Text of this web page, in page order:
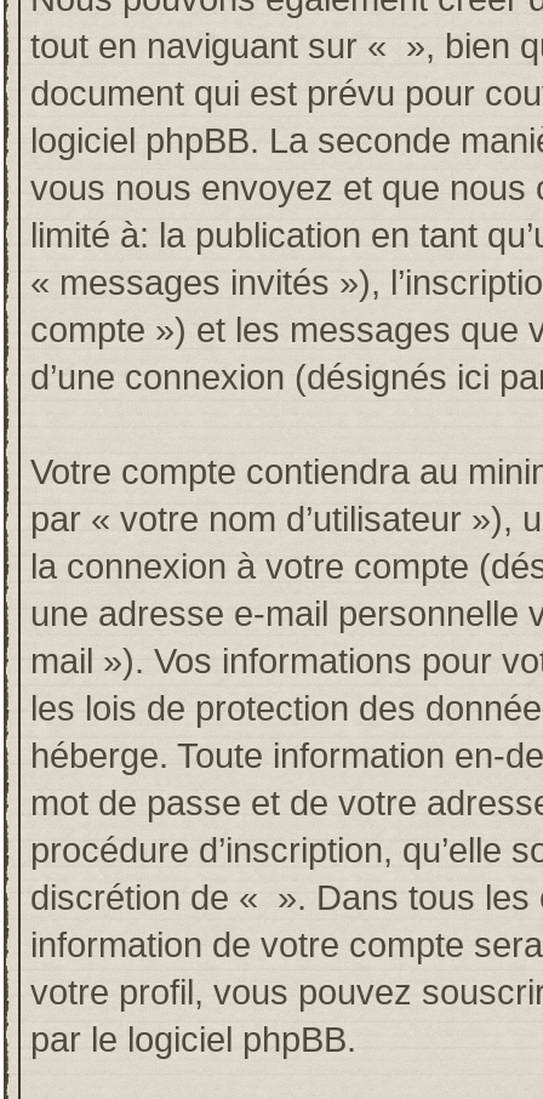
tout en naviguant sur « », bien
document qui est prévu pour
logiciel phpBB. La seconde
vous nous envoyez et que nous
limité à: la publication en tant
« messages invités »),
compte ») et les messages que
d’une connexion (désignés ici
Votre compte contiendra au
par « votre nom d’utilisateur »),
la connexion à votre compte
une adresse e-mail personnelle
mail »). Vos informations pour
les lois de protection des
héberge. Toute information en-
mot de passe et de votre
procédure d’inscription, qu’elle
discrétion de « ». Dans tous
information de votre compte
votre profil, vous pouvez
par le logiciel phpBB.